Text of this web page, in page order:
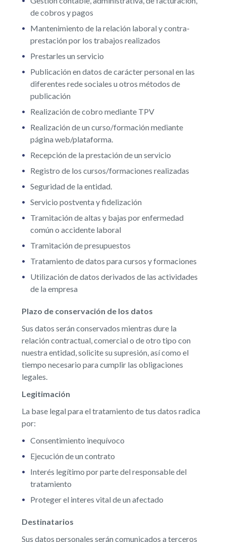
de cobros y pagos
Mantenimiento de la relación laboral y contra-
prestación por los trabajos realizados
Prestarles un servicio
Publicación en datos de carácter personal en las
diferentes rede sociales u otros métodos de
publicación
Realización de cobro mediante TPV
Realización de un curso/formación mediante
página web/plataforma.
Recepción de la prestación de un servicio
Registro de los cursos/formaciones realizadas
Seguridad de la entidad.
Servicio postventa y fidelización
Tramitación de altas y bajas por enfermedad
común o accidente laboral
Tramitación de presupuestos
Tratamiento de datos para cursos y formaciones
Utilización de datos derivados de las actividades
de la empresa
Plazo de conservación de los datos
Sus datos serán conservados mientras dure la
relación contractual, comercial o de otro tipo con
nuestra entidad, solicite su supresión, así como el
tiempo necesario para cumplir las obligaciones
legales.
Legitimación
La base legal para el tratamiento de tus datos radica
por:
Consentimiento inequívoco
Ejecución de un contrato
Interés legítimo por parte del responsable del
tratamiento
Proteger el interes vital de un afectado
Destinatarios
Sus datos personales serán comunicados a terceros